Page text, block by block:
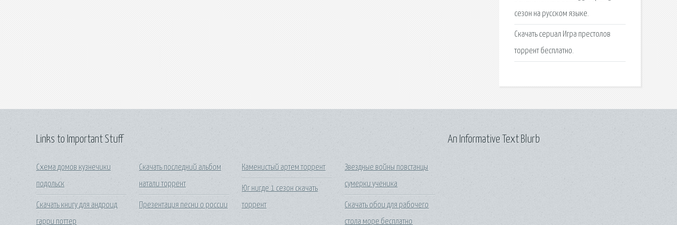
сезон на русском языке.
Скачать сериал Игра престолов
торрент бесплатно.
Links to Important Stuff
Схема домов кузнечики
подольск
Скачать книгу для андроид
гарри поттер
Скачать последний альбом
натали торрент
Презентация песни о россии
Каменистый артем торрент
Юг нигде 1 сезон скачать
торрент
Звездные войны повстанцы
сумерки ученика
Скачать обои для рабочего
стола море бесплатно
An Informative Text Blurb